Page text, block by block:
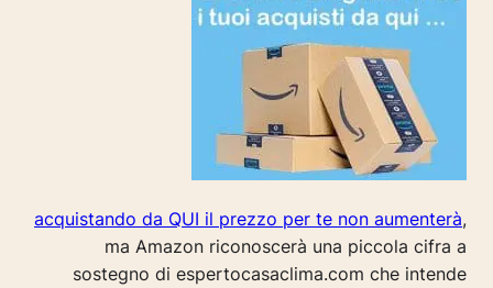
acquistando da QUI il prezzo per te non aumenterà,
ma Amazon riconoscerà una piccola cifra a
sostegno di espertocasaclima.com che intende